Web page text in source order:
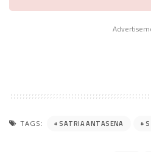
TAGS: SATRIA ANTASENA